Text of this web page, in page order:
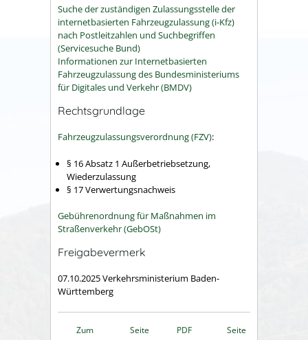
Suche der zuständigen Zulassungsstelle der
internetbasierten Fahrzeugzulassung (i-Kfz)
nach Postleitzahlen und Suchbegriffen
(Servicesuche Bund)
Informationen zur Internetbasierten
Fahrzeugzulassung des Bundesministeriums
für Digitales und Verkehr (BMDV)
Rechtsgrundlage
Fahrzeugzulassungsverordnung (FZV):
§ 16 Absatz 1 Außerbetriebsetzung,
Wiederzulassung
§ 17Verwertungsnachweis
Gebührenordnung für Maßnahmen im
Straßenverkehr (GebOSt)
Freigabevermerk
07.10.2025 Verkehrsministerium Baden-
Württemberg
Zum
Seite
PDF
Seite